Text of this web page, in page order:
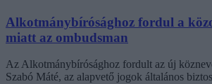
Alkotmánybírósághoz fordul a
miatt az ombudsman
Az Alkotmánybírósághoz fordult az új
Szabó Máté, az alapvető jogok általános